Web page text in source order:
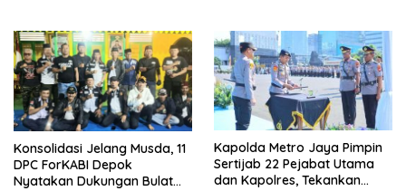
Konsolidasi Jelang Musda, 11
DPC ForKABI Depok
Nyatakan Dukungan Bulat
Kapolda Metro Jaya Pimpin
Sertijab 22 Pejabat Utama
dan Kapolres, Tekankan